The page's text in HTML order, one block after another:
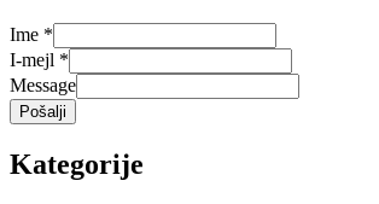
Ime *
I-mejl *
Message
Pošalji
Kategorije